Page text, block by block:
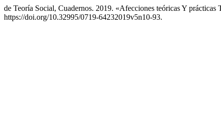
de Teoría Social, Cuadernos. 2019. «Afecciones teóricas Y
https://doi.org/10.32995/0719-64232019v5n10-93.